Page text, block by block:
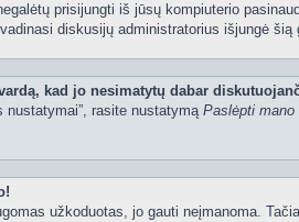
prisijungti iš jūsų kompiuterio
diskusijų administratorius išjungė šią
kad jo nesimatytų dabar
nustatymai”, rasite nustatymą Paslėpti mano
užkoduotas, jo gauti neįmanoma.